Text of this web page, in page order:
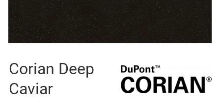
Corian Deep
Caviar